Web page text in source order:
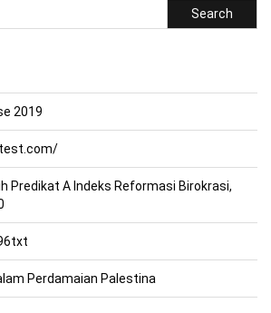
Search
2019
Predikat A Indeks Reformasi Birokrasi,
Perdamaian Palestina